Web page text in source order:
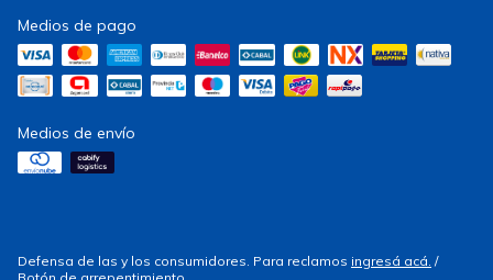
Medios de pago
Medios de envío
Defensa de las y los consumidores. Para reclamos ingresá acá. /